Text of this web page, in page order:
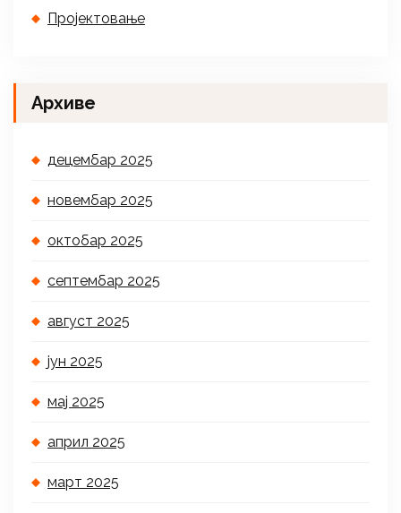
Пројектовање
Архиве
децембар 2025
новембар 2025
октобар 2025
септембар 2025
август 2025
јун 2025
мај 2025
април 2025
март 2025